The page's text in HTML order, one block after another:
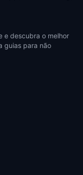
e descubra o melhor
guias para não